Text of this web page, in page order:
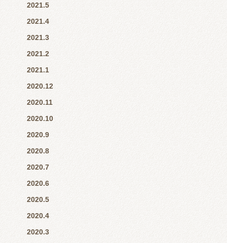
2021.5
2021.4
2021.3
2021.2
2021.1
2020.12
2020.11
2020.10
2020.9
2020.8
2020.7
2020.6
2020.5
2020.4
2020.3